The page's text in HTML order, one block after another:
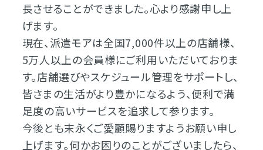
長させることができました。心より感謝申し上
げます。
現在、派遣モアは全国7,000件以上の店舗様、
5万人以上の会員様にご利用いただいておりま
す。店舗選びやスケジュール管理をサポートし、
皆さまの生活がより豊かになるよう、便利で満
足度の高いサービスを追求して参ります。
今後とも末永くご愛顧賜りますようお願い申し
上げます。何かお困りのことがございましたら、